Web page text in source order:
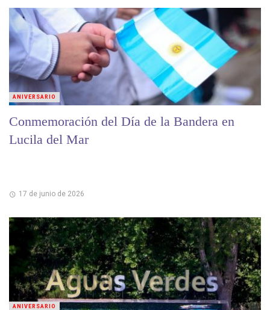
Conmemoración del Día de la Bandera en
Lucila del Mar
17 de junio de 2026
ANIVERSARIO
ANIVERSARIO